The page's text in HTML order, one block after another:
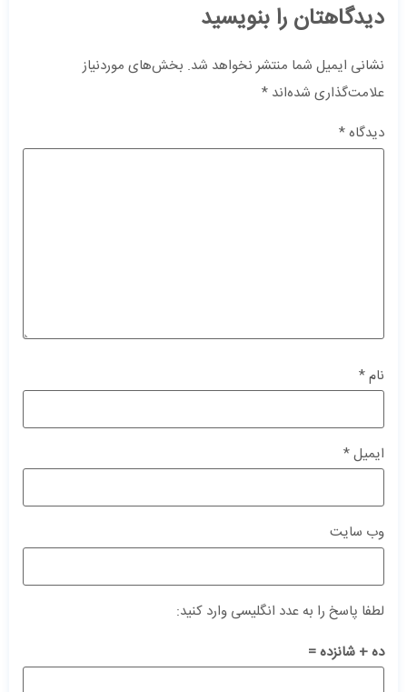
دیدگاهتان را بنویسید
نشانی ایمیل شما منتشر نخواهد شد. بخش‌های موردنیاز
علامت‌گذاری شده‌اند *
دیدگاه*
نام*
ایمیل*
وب‌ سایت
لطفا پاسخ را به عدد انگلیسی وارد کنید:
ده + شانزده =